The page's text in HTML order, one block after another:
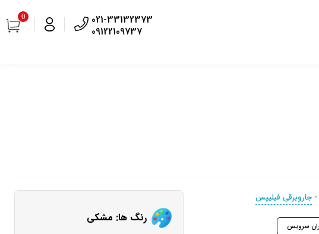
021-33132373
09122109737
0
- جاروبرقی فیلیپس
رنگ ها: مشکی